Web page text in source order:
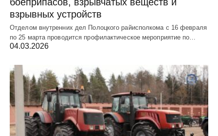
взрывных устройств
Отделом внутренних дел Полоцкого райисполкома с 16 февраля
по 25 марта проводится профилактическое мероприятие по…
04.03.2026